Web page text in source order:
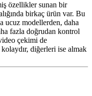
özellikler sunan bir
birkaç ürün var. Bu
ucuz modellerden, daha
fazla doğrudan kontrol
çekimi de
kolaydır, diğerleri ise almak